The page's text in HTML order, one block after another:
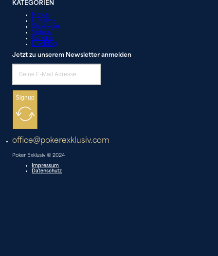
KATEGORIEN
News
Lifestyle
Strategie
Videos
Galerie
Liveblog
Jetzt zu unserem Newsletter anmelden
Signup
office@pokerexklusiv.com
Poker Exklusiv © 2024
Impressum
Datenschutz